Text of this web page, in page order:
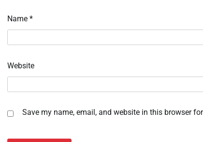
Name *
Website
Save my name, email, and website in this browser